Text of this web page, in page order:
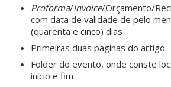
Proforma/Invoice/Orçamento/
com data de validade de pelo
(quarenta e cinco) dias
Primeiras duas páginas do artigo
Folder do evento, onde conste
início e fim